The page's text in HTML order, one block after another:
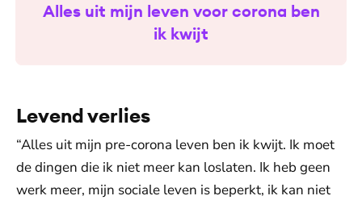
Alles uit mijn leven voor corona ben
ik kwijt
Levend verlies
“Alles uit mijn pre-corona leven ben ik kwijt. Ik moet
de dingen die ik niet meer kan loslaten. Ik heb geen
werk meer, mijn sociale leven is beperkt, ik kan niet